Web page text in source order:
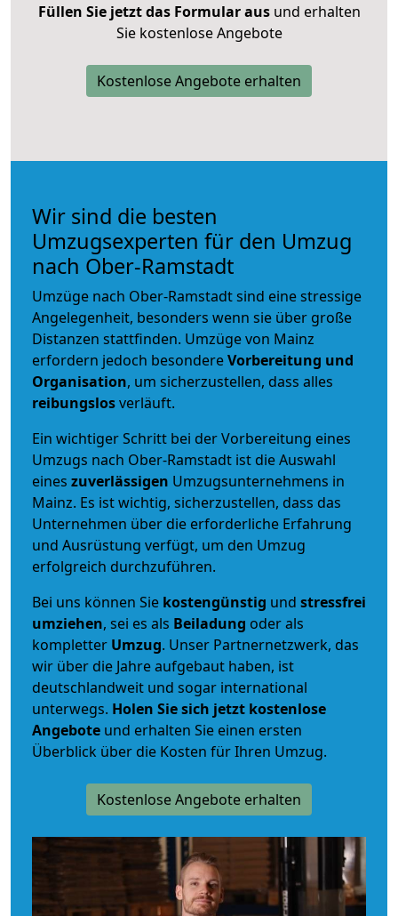
Füllen Sie jetzt das Formular ausund erhalten
Sie kostenlose Angebote
Kostenlose Angebote erhalten
Wir sind die besten
Umzugsexperten für den Umzug
nach Ober-Ramstadt
Umzüge nach Ober-Ramstadt sind eine stressige
Angelegenheit, besonders wenn sie über große
Distanzen stattfinden. Umzüge von Mainz
erfordern jedoch besondereVorbereitung und
Organisation, um sicherzustellen, dass alles
reibungslosverläuft.
Ein wichtiger Schritt bei der Vorbereitung eines
Umzugs nach Ober-Ramstadt ist die Auswahl
eines zuverlässigen Umzugsunternehmens in
Mainz. Es ist wichtig, sicherzustellen, dass das
Unternehmen über die erforderliche Erfahrung
und Ausrüstung verfügt, um den Umzug
erfolgreich durchzuführen.
Bei uns können Sie kostengünstig und stressfrei
umziehen, sei es als Beiladung oder als
kompletter Umzug. Unser Partnernetzwerk, das
wir über die Jahre aufgebaut haben, ist
deutschlandweit und sogar international
unterwegs. Holen Sie sich jetzt kostenlose
Angebote und erhalten Sie einen ersten
Überblick über die Kosten für Ihren Umzug.
Kostenlose Angebote erhalten